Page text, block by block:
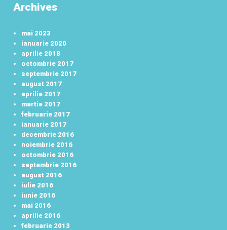
Archives
mai 2023
ianuarie 2020
aprilie 2018
octombrie 2017
septembrie 2017
august 2017
aprilie 2017
martie 2017
februarie 2017
ianuarie 2017
decembrie 2016
noiembrie 2016
octombrie 2016
septembrie 2016
august 2016
iulie 2016
iunie 2016
mai 2016
aprilie 2016
februarie 2013